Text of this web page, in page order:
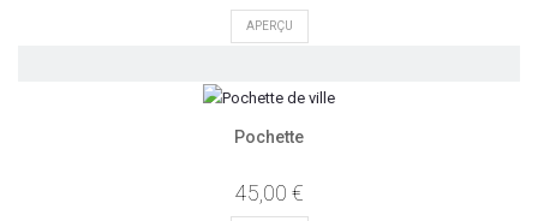
APERÇU
Pochette
45,00 €